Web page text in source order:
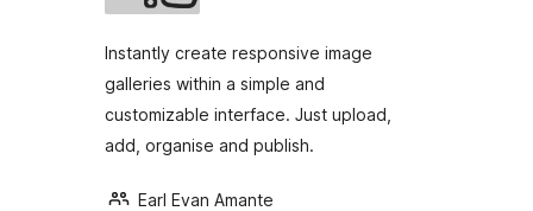
Instantly create responsive image
galleries within a simple and
customizable interface. Just upload,
add, organise and publish.
Earl Evan Amante